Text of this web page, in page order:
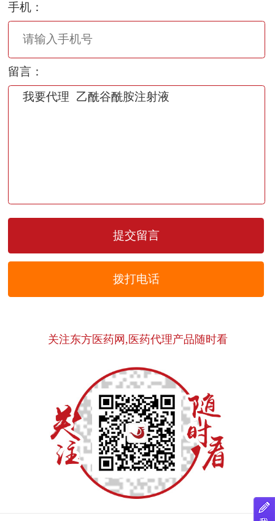
手机：
留言：
拨打电话
关注东方医药网,医药代理产品随时看